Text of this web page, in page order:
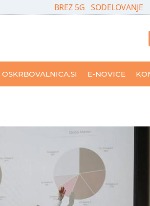
BREZ 5G SODELOVANJE
OSKRBOVALNICA.SI E-NOVICE